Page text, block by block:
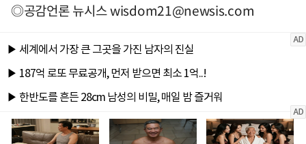
◎공감언론 뉴시스wisdom21@newsis.com